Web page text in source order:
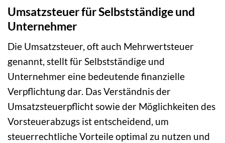
Umsatzsteuer für Selbstständige und
Unternehmer
Die Umsatzsteuer, oft auch Mehrwertsteuer
genannt, stellt für Selbstständige und
Unternehmer eine bedeutende finanzielle
Verpflichtung dar. Das Verständnis der
Umsatzsteuerpflicht sowie der Möglichkeiten des
Vorsteuerabzugs ist entscheidend, um
steuerrechtliche Vorteile optimal zu nutzen und